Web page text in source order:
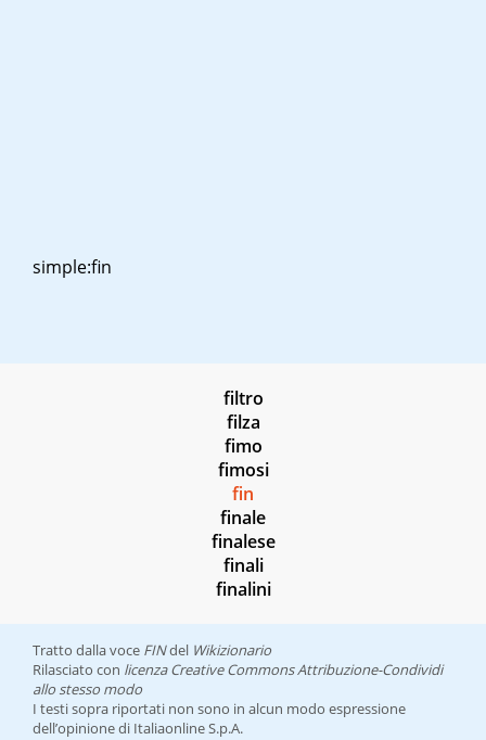
simple:fin
filtro
filza
fimo
fimosi
fin
finale
finalese
finali
finalini
Tratto dalla voce FINdel Wikizionario
Rilasciato con licenza Creative Commons Attribuzione-Condividi
allo stesso modo
I testi sopra riportati non sono in alcun modo espressione
dell’opinione di Italiaonline S.p.A.